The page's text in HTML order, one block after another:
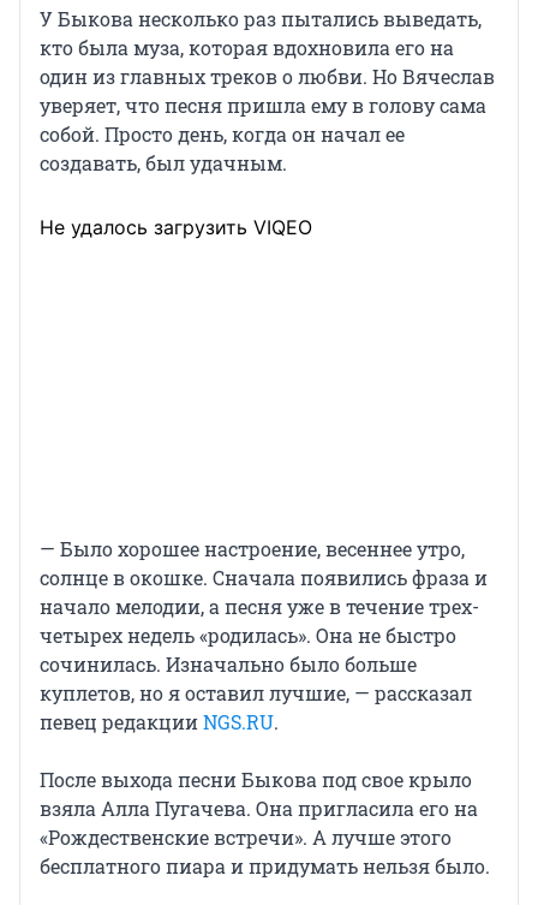
У Быкова несколько раз пытались выведать,
кто была муза, которая вдохновила его на
один из главных треков о любви. Но Вячеслав
уверяет, что песня пришла ему в голову сама
собой. Просто день, когда он начал ее
создавать, был удачным.
Не удалось загрузить VIQEO
— Было хорошее настроение, весеннее утро,
солнце в окошке. Сначала появились фраза и
начало мелодии, а песня уже в течение трех-
четырех недель «родилась». Она не быстро
сочинилась. Изначально было больше
куплетов, но я оставил лучшие, — рассказал
певец редакцииNGS.RU.
После выхода песни Быкова под свое крыло
взяла Алла Пугачева. Она пригласила его на
«Рождественские встречи». А лучше этого
бесплатного пиара и придумать нельзя было.